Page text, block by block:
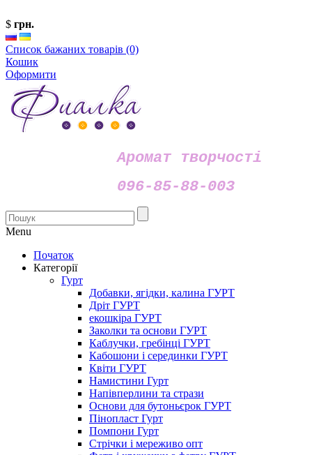
$ грн.
Список бажаних товарів (0)
Кошик
Оформити
Аромат творчості
096-85-88-003
Menu
Початок
Категорії
Гурт
Добавки, ягідки, калина ГУРТ
Дріт ГУРТ
екошкіра ГУРТ
Заколки та основи ГУРТ
Каблучки, гребінці ГУРТ
Кабошони і серединки ГУРТ
Квіти ГУРТ
Намистини Гурт
Напівперлини та стрази
Основи для бутоньєрок ГУРТ
Пінопласт Гурт
Помпони Гурт
Стрічки і мереживо опт